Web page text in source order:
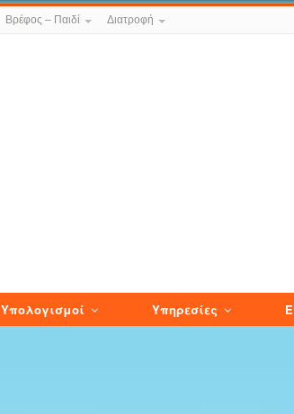
Βρέφος – Παιδί Διατροφή
Υπολογισμοί Υπηρεσίες